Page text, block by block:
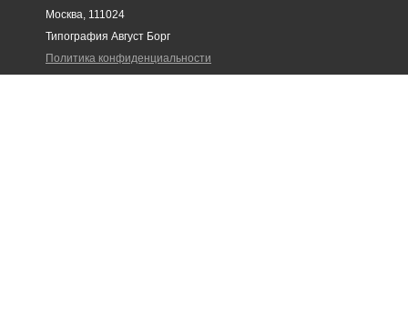
Москва, 111024
Типография Август Борг
Политика конфиденциальности